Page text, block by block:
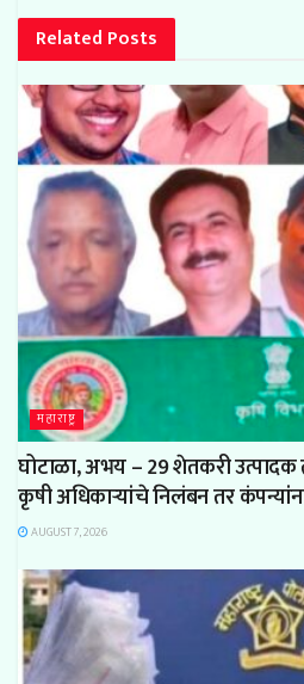
Related Posts
महाराष्ट्र
घोटाळा, अभय – 29 शेतकरी उत्पादक
कृषी अधिकाऱ्यांचे निलंबन तर कंपन्यांना
AUGUST 7, 2026